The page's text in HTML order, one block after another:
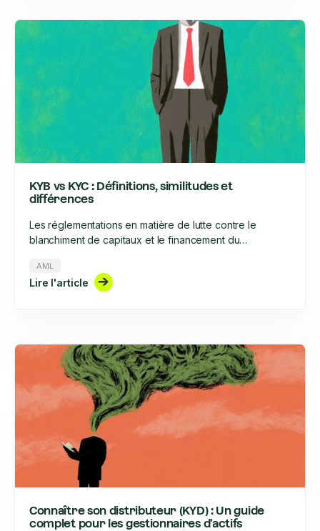
KYB vs KYC : Définitions, similitudes et
différences
Les réglementations en matière de lutte contre le
blanchiment de capitaux et le financement du
évoluent à un rythme sans précédent et exigent une
rigueur accrue. Cette rigueur concerne, entre autres,
AML
Lire l'article
Connaître son distributeur (KYD) : Un guide
complet pour les gestionnaires d'actifs